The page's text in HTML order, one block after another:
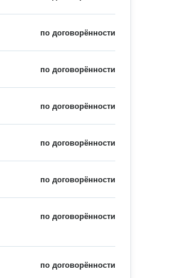
по договорённости
по договорённости
по договорённости
по договорённости
по договорённости
по договорённости
по договорённости